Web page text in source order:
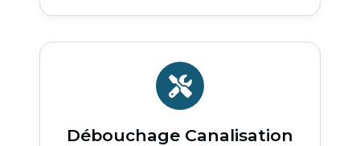
Débouchage Canalisation